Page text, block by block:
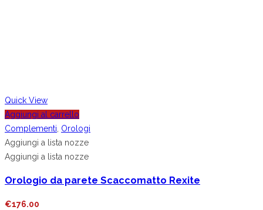
Quick View
Aggiungi al carrello
Complementi, Orologi
Aggiungi a lista nozze
Aggiungi a lista nozze
Orologio da parete Scaccomatto Rexite
€176.00